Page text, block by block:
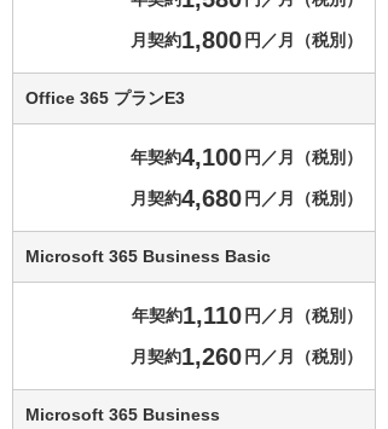
月契約1,800 円／月（税別）
Office 365 プランE3
年契約4,100 円／月（税別）
月契約4,680 円／月（税別）
Microsoft 365 Business Basic
年契約1,110 円／月（税別）
月契約1,260 円／月（税別）
Microsoft 365 Business